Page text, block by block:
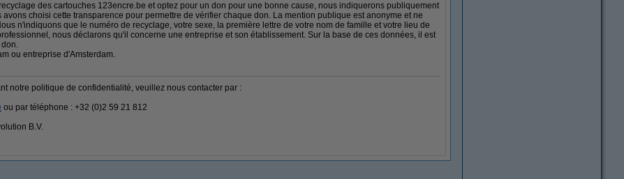
des cartouches 123encre.be et optez pour un don pour une bonne cause, nous indiquerons publiquement
choisi cette transparence pour permettre de vérifier chaque don. La mention publique est anonyme et ne
n'indiquons que le numéro de recyclage, votre sexe, la première lettre de votre nom de famille et votre lieu de
nous déclarons qu'il concerne une entreprise et son établissement. Sur la base de ces données, il est
ou entreprise d'Amsterdam.
notre politique de confidentialité, veuillez nous contacter par :
ou par téléphone : +32 (0)2 59 21 812
B.V.